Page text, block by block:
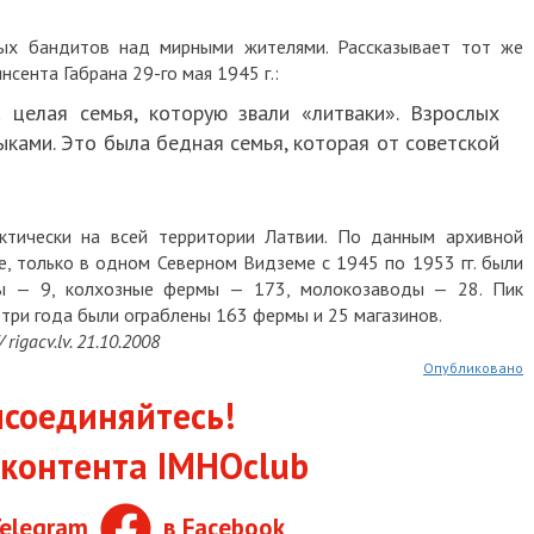
бандитов над мирными жителями. Рассказывает тот же
Габрана 29-го мая 1945 г.:
семья, которую звали «литваки». Взрослых
Это была бедная семья, которая от советской
на всей территории Латвии. По данным архивной
только в одном Северном Видземе с 1945 по 1953 гг. были
— 9, колхозные фермы — 173, молокозаводы — 28. Пик
года были ограблены 163 фермы и 25 магазинов.
21.10.2008
Опубликовано
IMHOclub
в Facebook